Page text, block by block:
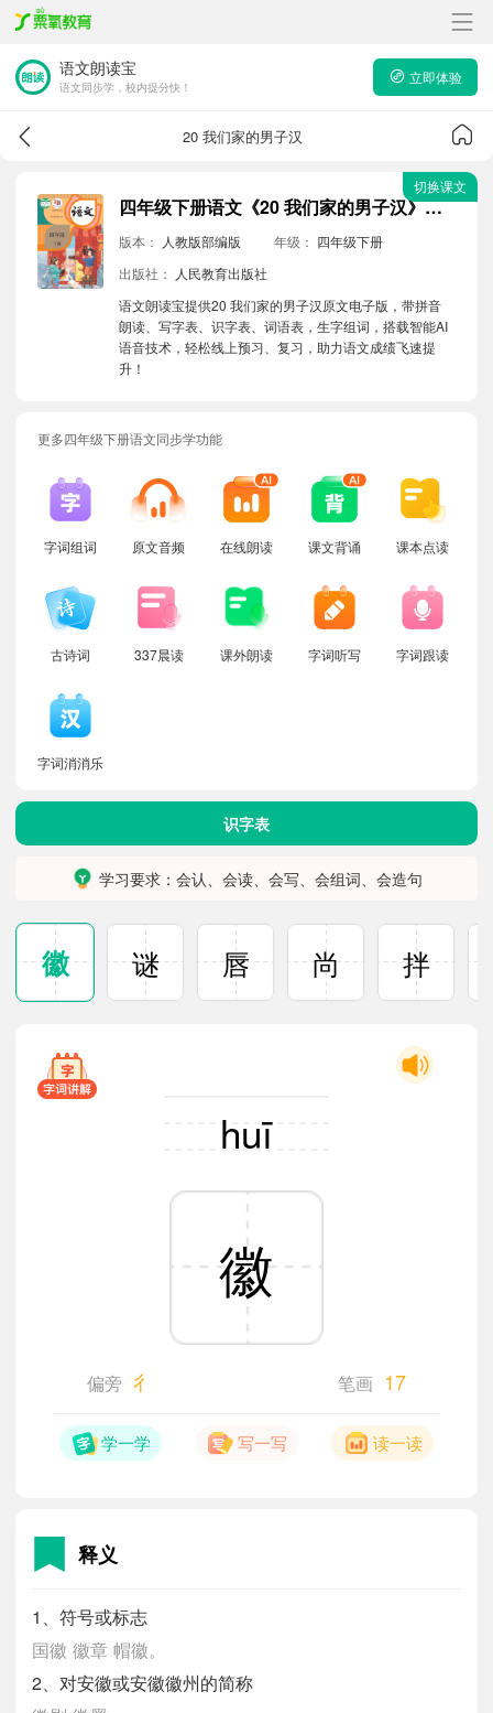
语文朗读宝
语文同步学，校内提分快！
立即体验
20 我们家的男子汉
四年级下册语文《20 我们家的男子汉》原文电子版带拼音朗读音频
版本： 人教版部编版 年级： 四年级下册
出版社：
人民教育出版社
语文朗读宝提供20 我们家的男子汉原文电子版，带拼音
朗读、写字表、识字表、词语表，生字组词，搭载智能AI
语音技术，轻松线上预习、复习，助力语文成绩飞速提
升！
切换课文
更多四年级下册语文同步学功能
字词组词 原文音频 在线朗读 课文背诵 课本点读
古诗词 337晨读 课外朗读 字词听写 字词跟读
字词消消乐
识字表
学习要求：会认、会读、会写、会组词、会造句
徽 谜 唇 尚 拌
huī
徽
偏旁 彳 笔画 17
学一学 写一写 读一读
释义
1、符号或标志
国徽 徽章 帽徽。
2、对安徽或安徽徽州的简称